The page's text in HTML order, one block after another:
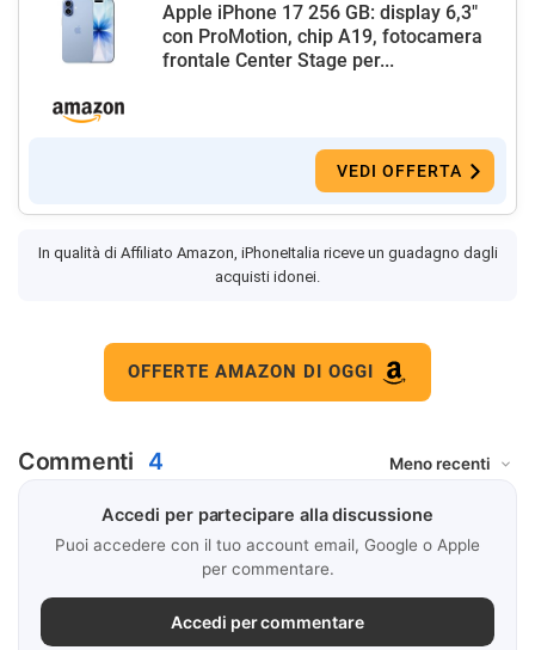
Apple iPhone 17 256 GB: display 6,3"
con ProMotion, chip A19, fotocamera
frontale Center Stage per...
VEDI OFFERTA
In qualità di Affiliato Amazon, iPhoneItalia riceve un guadagno dagli
acquisti idonei.
OFFERTE AMAZON DI OGGI
Commenti 4
Accedi per partecipare alla discussione
Puoi accedere con il tuo account email, Google o Apple
per commentare.
Accedi per commentare